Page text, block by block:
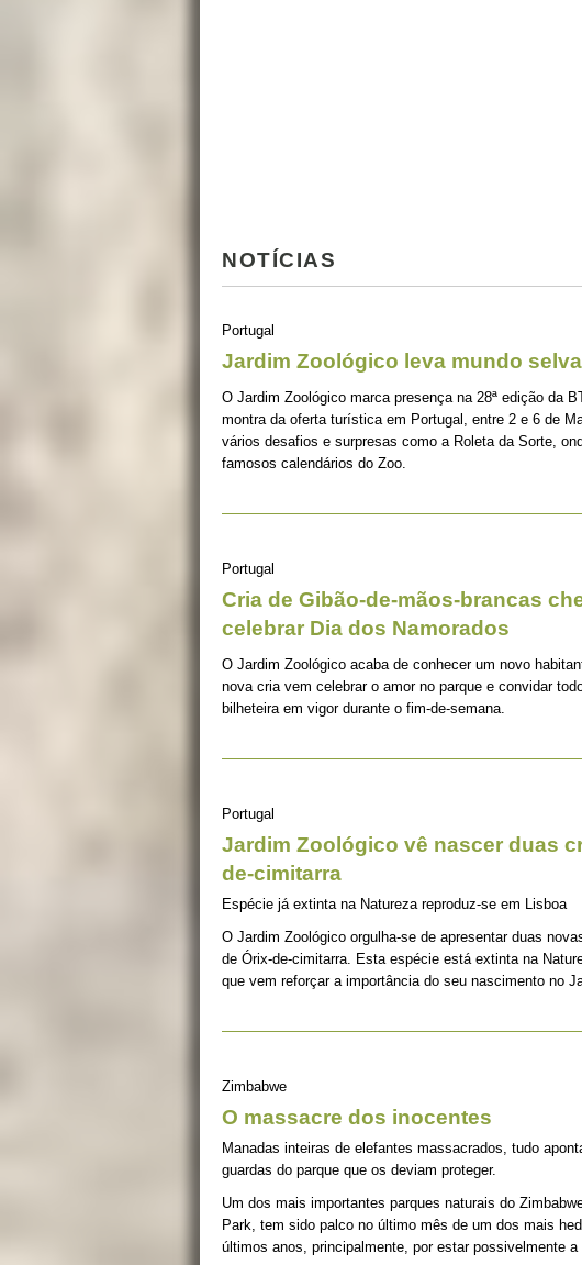
NOTÍCIAS
Portugal
Jardim Zoológico leva mundo
O Jardim Zoológico marca presença na 28ª edição da
montra da oferta turística em Portugal, entre 2 e 6 de
vários desafios e surpresas como a Roleta da Sorte,
famosos calendários do Zoo.
Portugal
Cria de Gibão-de-mãos-brancas
celebrar Dia dos Namorados
O Jardim Zoológico acaba de conhecer um novo
nova cria vem celebrar o amor no parque e convidar
bilheteira em vigor durante o fim-de-semana.
Portugal
Jardim Zoológico vê nascer duas
de-cimitarra
Espécie já extinta na Natureza reproduz-se em Lisboa
O Jardim Zoológico orgulha-se de apresentar duas
de Órix-de-cimitarra. Esta espécie está extinta na
que vem reforçar a importância do seu nascimento no
Zimbabwe
O massacre dos inocentes
Manadas inteiras de elefantes massacrados, tudo
guardas do parque que os deviam proteger.
Um dos mais importantes parques naturais do
Park, tem sido palco no último mês de um dos mais
últimos anos, principalmente, por estar possivelmente